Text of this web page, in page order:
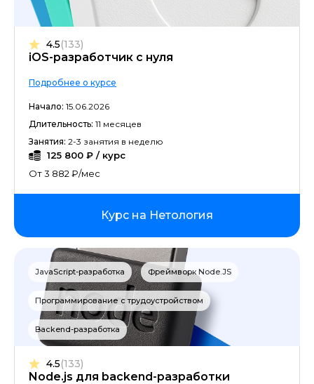
Документооборот
Управление в e-commerce
SQL для анализа данных
2d-художник
Разработка игр на Unreal Engine
Развитие креативного мышления
Разработка на Swift
ArchiCAD
Повышение квалификации управления
iOS-разработчик с нуля
4.5(133)
Подробнее о курсе
Начало: 15.06.2026
Длительность: 11 месяцев
Занятия: 2-3 занятия в неделю
125 800 ₽ / курс
От 3 882 ₽/мес
Курс на Нетология
JavaScript-разработка Фреймворк Node.JS
Программирование с трудоустройством
Backend-разработка
Node.js для backend-разработки
4.5(133)